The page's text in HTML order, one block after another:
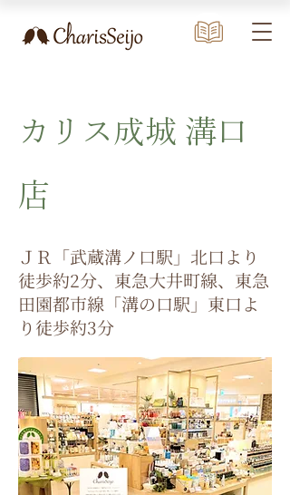
カリス成城 溝口
店
ＪＲ「武蔵溝ノ口駅」北口より
徒歩約2分、東急大井町線、東急
田園都市線「溝の口駅」東口よ
り徒歩約3分